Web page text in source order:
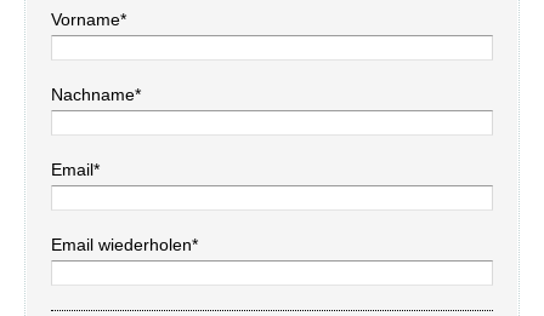
Vorname*
Nachname*
Email*
Email wiederholen*